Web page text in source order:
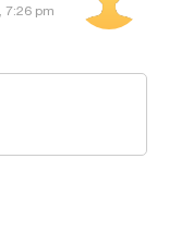
7:26 pm